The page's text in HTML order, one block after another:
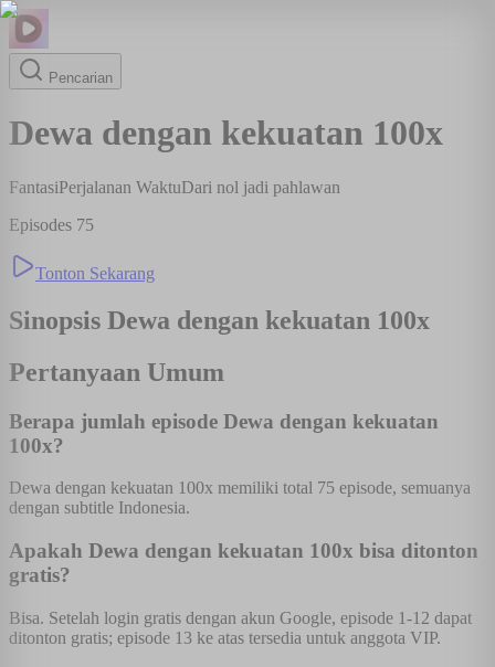
Pencarian
Dewa dengan kekuatan 100x
FantasiPerjalanan WaktuDari nol jadi pahlawan
Episodes 75
Tonton Sekarang
Sinopsis Dewa dengan kekuatan 100x
Pertanyaan Umum
Berapa jumlah episode Dewa dengan kekuatan
100x?
Dewa dengan kekuatan 100x memiliki total 75 episode, semuanya
dengan subtitle Indonesia.
Apakah Dewa dengan kekuatan 100x bisa ditonton
gratis?
Bisa. Setelah login gratis dengan akun Google, episode 1-12 dapat
ditonton gratis; episode 13 ke atas tersedia untuk anggota VIP.